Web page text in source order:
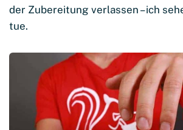
der Zubereitung verlassen – ich
tue.